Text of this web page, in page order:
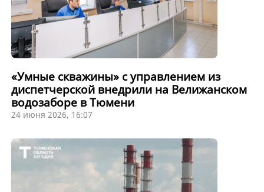
«Умные скважины» с управлением из
диспетчерской внедрили на Велижанском
водозаборе в Тюмени
24 июня 2026, 16:07